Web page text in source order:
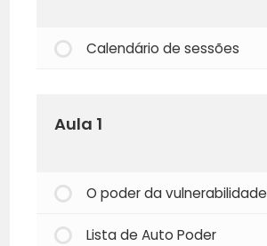
Calendário de sessões
Aula 1
O poder da vulnerabilidade
Lista de Auto Poder